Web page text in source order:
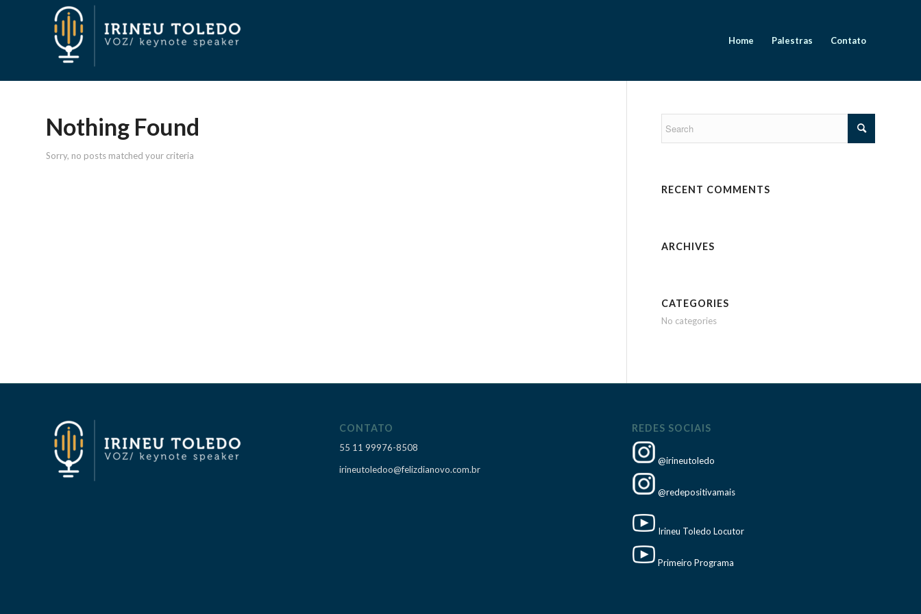
Home Palestras Contato
Nothing Found
Sorry, no posts matched your criteria
RECENT COMMENTS
ARCHIVES
CATEGORIES
No categories
CONTATO
55 11 99976-8508
irineutoledoo@felizdianovo.com.br
REDES SOCIAIS
@irineutoledo
@redepositivamais
Irineu Toledo Locutor
Primeiro Programa